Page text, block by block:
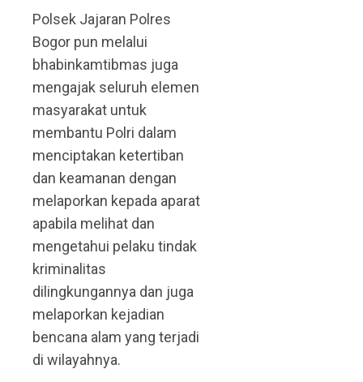
Polsek Jajaran Polres
Bogor pun melalui
bhabinkamtibmas juga
mengajak seluruh elemen
masyarakat untuk
membantu Polri dalam
menciptakan ketertiban
dan keamanan dengan
melaporkan kepada aparat
apabila melihat dan
mengetahui pelaku tindak
kriminalitas
dilingkungannya dan juga
melaporkan kejadian
bencana alam yang terjadi
di wilayahnya.